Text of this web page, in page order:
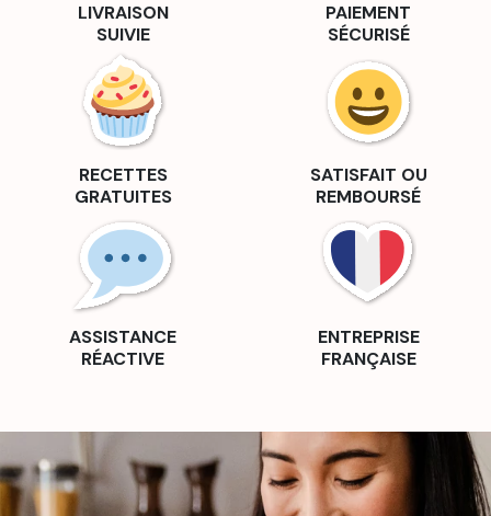
LIVRAISON
SUIVIE
PAIEMENT
SÉCURISÉ
RECETTES
GRATUITES
SATISFAIT OU
REMBOURSÉ
ASSISTANCE
RÉACTIVE
ENTREPRISE
FRANÇAISE